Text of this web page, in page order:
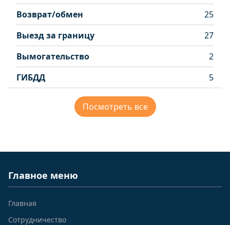
Возврат/обмен
25
Выезд за границу
27
Вымогательство
2
ГИБДД
5
Посмотреть все
Главное меню
Главная
Сотрудничество